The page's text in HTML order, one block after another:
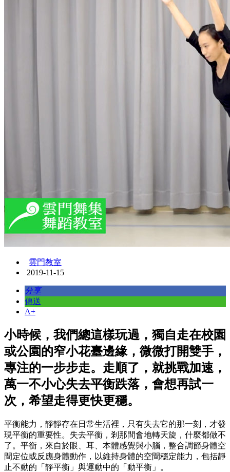
雲門教室
2019-11-15
分享
傳送
A+
小時候，我們總這樣玩過，獨自走在校園
或公園的窄小花臺邊緣，微微打開雙手，
專注的一步步走。走順了，就挑戰加速，
萬一不小心失去平衡跌落，會想再試一
次，希望走得更快更穩。
平衡能力，靜靜存在日常生活裡，只有失去它的那一刻，才發
現平衡的重要性。失去平衡，剎那間會地轉天旋，什麼都做不
了。平衡，來自於眼、耳、本體感覺與小腦，整合調節身體空
間定位或反應身體動作，以維持身體的空間穩定能力，包括靜
止不動的「靜平衡」與運動中的「動平衡」。